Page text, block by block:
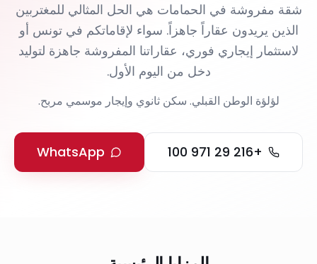
شقة مفروشة في الحمامات هي الحل المثالي للمغتربين
الذين يريدون عقاراً جاهزاً. سواء لإقاماتكم في تونس أو
لاستثمار إيجاري فوري، عقاراتنا المفروشة جاهزة لتوليد
دخل من اليوم الأول.
لؤلؤة الوطن القبلي. سكن ثانوي وإيجار موسمي مربح.
WhatsApp +216 29 971 100